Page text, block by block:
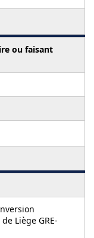
ou faisant
Liège GRE-